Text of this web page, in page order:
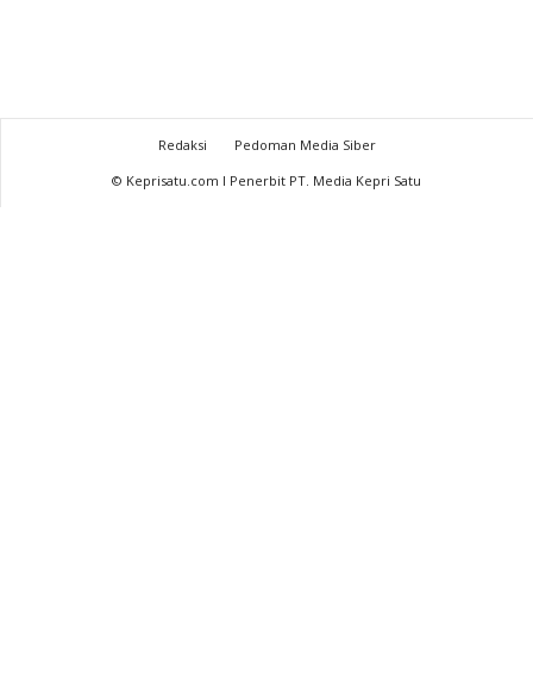
Redaksi
Pedoman Media Siber
© Keprisatu.com I Penerbit PT. Media Kepri Satu